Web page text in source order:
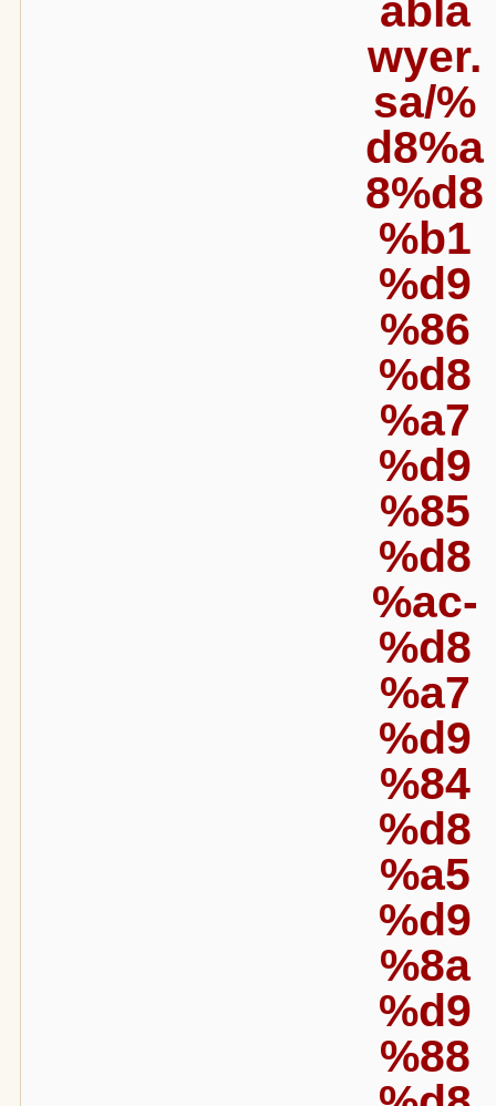
abla
wyer.
sa/%
d8%a
8%d8
%b1
%d9
%86
%d8
%a7
%d9
%85
%d8
%ac-
%d8
%a7
%d9
%84
%d8
%a5
%d9
%8a
%d9
%88